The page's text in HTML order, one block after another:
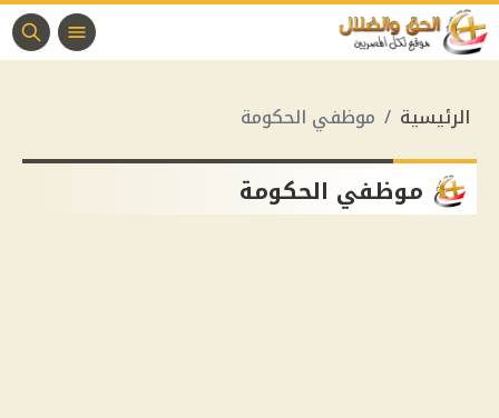
الرئيسية موظفي الحكومة
موظفي الحكومة